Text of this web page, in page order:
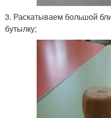
3. Раскатываем большой
бутылку;